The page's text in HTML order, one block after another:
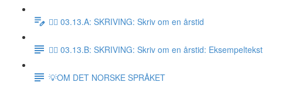
✍🏼 03.13.A: SKRIVING: Skriv om en årstid
✍🏼 03.13.B: SKRIVING: Skriv om en årstid: Eksempeltekst
💡OM DET NORSKE SPRÅKET